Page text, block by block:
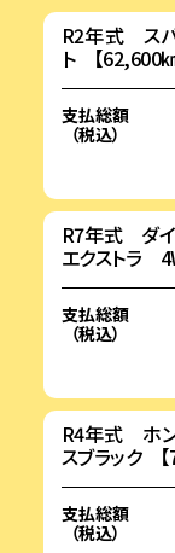
R2年式 ス
ト 【62,600
支払総額
（税込）
R7年式 ダ
エクストラ
支払総額
（税込）
R4年式 ホ
スブラック
支払総額
（税込）